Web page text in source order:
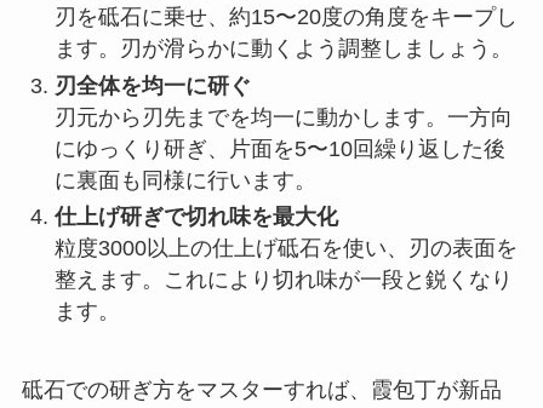
刃を砥石に乗せ、約15〜20度の角度をキープし
ます。刃が滑らかに動くよう調整しましょう。
刃全体を均一に研ぐ
刃元から刃先までを均一に動かします。一方向
にゆっくり研ぎ、片面を5〜10回繰り返した後
に裏面も同様に行います。
仕上げ研ぎで切れ味を最大化
粒度3000以上の仕上げ砥石を使い、刃の表面を
整えます。これにより切れ味が一段と鋭くなり
ます。
砥石での研ぎ方をマスターすれば、霞包丁が新品